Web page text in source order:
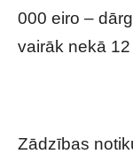
000 eiro –
vairāk nekā
Zādzības